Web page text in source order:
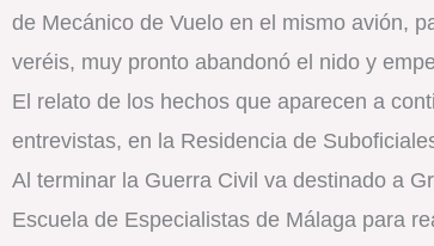
de Mecánico de Vuelo en el mismo avión,
veréis, muy pronto abandonó el nido y
El relato de los hechos que aparecen a
entrevistas, en la Residencia de
Al terminar la Guerra Civil va destinado a
Escuela de Especialistas de Málaga para